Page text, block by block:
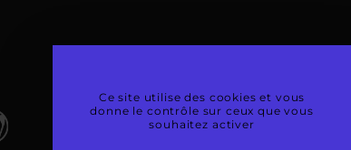
Ce site utilise des cookies et vous
donne le contrôle sur ceux que vous
souhaitez activer